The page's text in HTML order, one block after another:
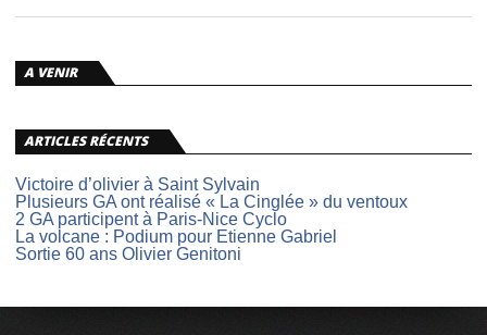
A VENIR
ARTICLES RÉCENTS
Victoire d’olivier à Saint Sylvain
Plusieurs GA ont réalisé « La Cinglée » du ventoux
2 GA participent à Paris-Nice Cyclo
La volcane : Podium pour Etienne Gabriel
Sortie 60 ans Olivier Genitoni